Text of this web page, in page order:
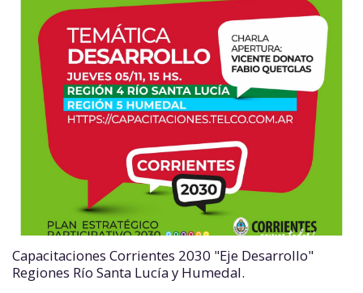
Capacitaciones Corrientes 2030 "Eje Desarrollo"
Regiones Río Santa Lucía y Humedal.